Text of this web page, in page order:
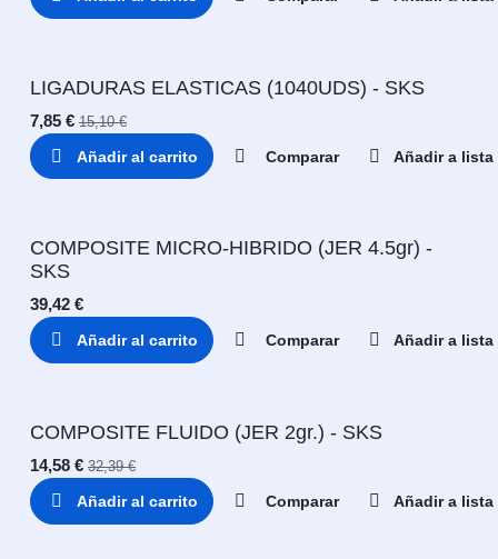
LIGADURAS ELASTICAS (1040UDS) - SKS
7,85 € 15,10€
Añadir al carrito Comparar Añadir a lista
COMPOSITE MICRO-HIBRIDO (JER 4.5gr) -
SKS
39,42 €
Añadir al carrito Comparar Añadir a lista
COMPOSITE FLUIDO (JER 2gr.) - SKS
14,58 € 32,39€
Añadir al carrito Comparar Añadir a lista